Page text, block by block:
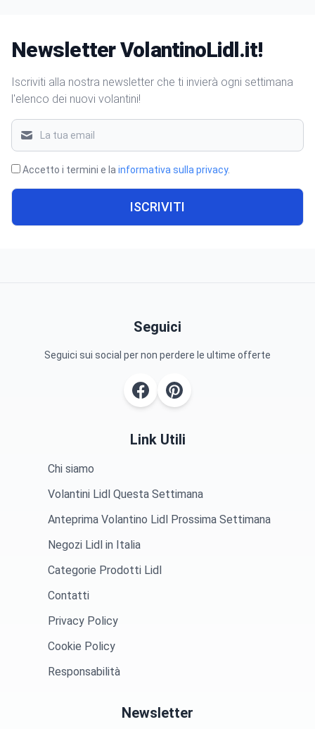
Newsletter VolantinoLidl.it!
Iscriviti alla nostra newsletter che ti invierà ogni settimana
l'elenco dei nuovi volantini!
Accetto i termini e la informativa sulla privacy.
ISCRIVITI
Seguici
Seguici sui social per non perdere le ultime offerte
Link Utili
Chi siamo
Volantini Lidl Questa Settimana
Anteprima Volantino Lidl Prossima Settimana
Negozi Lidl in Italia
Categorie Prodotti Lidl
Contatti
Privacy Policy
Cookie Policy
Responsabilità
Newsletter